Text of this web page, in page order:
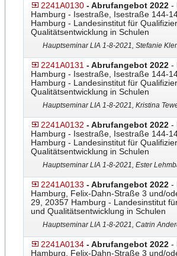
2241A0130 - Abrufangebot 2022 -
Hamburg - Isestraße, Isestraße 144-
Hamburg - Landesinstitut für
Qualitätsentwicklung in Schulen
Hauptseminar LIA 1-8-2021, Stefanie
2241A0131 - Abrufangebot 2022 -
Hamburg - Isestraße, Isestraße 144-
Hamburg - Landesinstitut für
Qualitätsentwicklung in Schulen
Hauptseminar LIA 1-8-2021, Kristina
2241A0132 - Abrufangebot 2022 -
Hamburg - Isestraße, Isestraße 144-
Hamburg - Landesinstitut für
Qualitätsentwicklung in Schulen
Hauptseminar LIA 1-8-2021, Ester
2241A0133 - Abrufangebot 2022 -
Hamburg, Felix-Dahn-Straße 3 und/
29, 20357 Hamburg - Landesinstitut
und Qualitätsentwicklung in Schulen
Hauptseminar LIA 1-8-2021, Catrin
2241A0134 - Abrufangebot 2022 -
Hamburg, Felix-Dahn-Straße 3 und/